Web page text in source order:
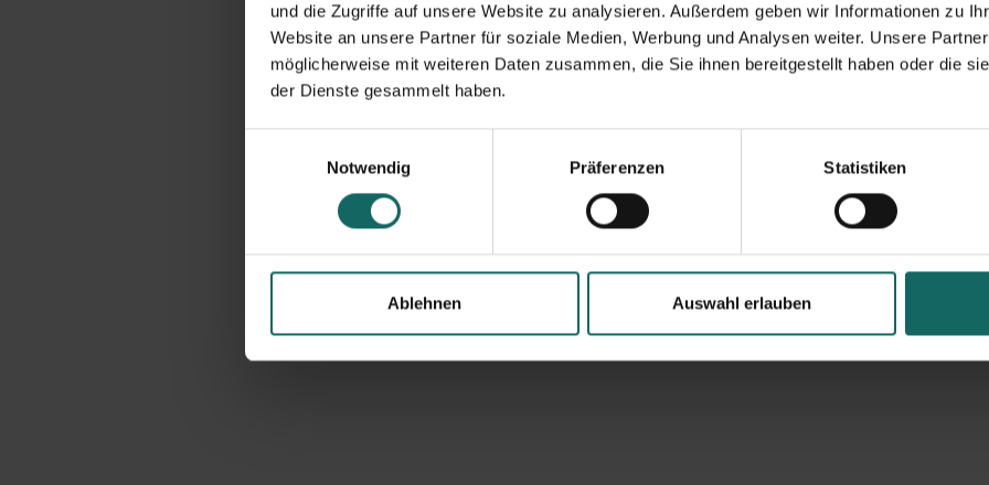
und die Zugriffe auf unsere Website zu analysieren. Außerdem geben wir Informationen zu
Website an unsere Partner für soziale Medien, Werbung und Analysen weiter. Unsere
möglicherweise mit weiteren Daten zusammen, die Sie ihnen bereitgestellt haben oder die
der Dienste gesammelt haben.
Notwendig
Präferenzen Statistiken
Ablehnen Auswahl erlauben